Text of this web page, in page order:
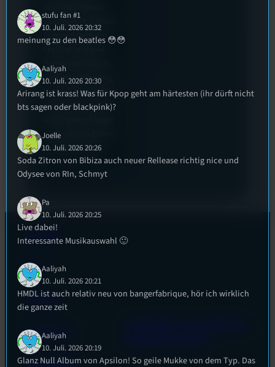
2022 gekürt. Diesen
Sommer geht das
Festival in die 44.
Runde und Nicole,
die Festivalleitung,
hat sich für uns Zeit
genommen um die
rund um das Event
zu beantworten.
Kontakt
FAQ
Satzung
Impressum
Datenschutz
stufu fan #1
10. Juli. 2026 20:32
meinung zu den beatles 😳😳
Aaliyah
10. Juli. 2026 20:30
Arirang ist krass! Was für Kpop geht am härtesten (ihr dürft nicht
bts sagen oder blackpink)?
Joelle
10. Juli. 2026 20:26
Soda Zitron von Bibiza auch neuer Rellease richtig nice und
Odysee von RIn, Schmyt
Pa
10. Juli. 2026 20:25
Live dabei!
Interessante Musikauswahl 🙂
Aaliyah
10. Juli. 2026 20:21
HMDL ist auch relativ neu von bangerfabrique, hör ich wirklich
die ganze zeit
Aaliyah
10. Juli. 2026 20:19
Glanz Null Album von Apsilon! So geile Mukke von dem Typ. Das